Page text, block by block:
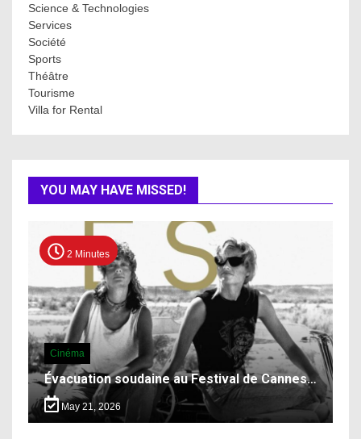
Science & Technologies
Services
Société
Sports
Théâtre
Tourisme
Villa for Rental
YOU MAY HAVE MISSED!
2 Minutes
Cinéma
Évacuation soudaine au Festival de Cannes…
May 21, 2026